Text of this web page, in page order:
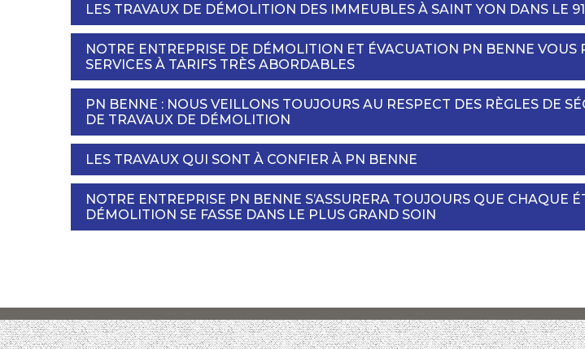
LES TRAVAUX DE DÉMOLITION DES IMMEUBLES À SAINT YON DANS LE
NOTRE ENTREPRISE DE DÉMOLITION ET ÉVACUATION PN BENNE VOUS
SERVICES À TARIFS TRÈS ABORDABLES
PN BENNE : NOUS VEILLONS TOUJOURS AU RESPECT DES RÈGLES DE
DE TRAVAUX DE DÉMOLITION
LES TRAVAUX QUI SONT À CONFIER À PN BENNE
NOTRE ENTREPRISE PN BENNE S’ASSURERA TOUJOURS QUE CHAQUE
DÉMOLITION SE FASSE DANS LE PLUS GRAND SOIN